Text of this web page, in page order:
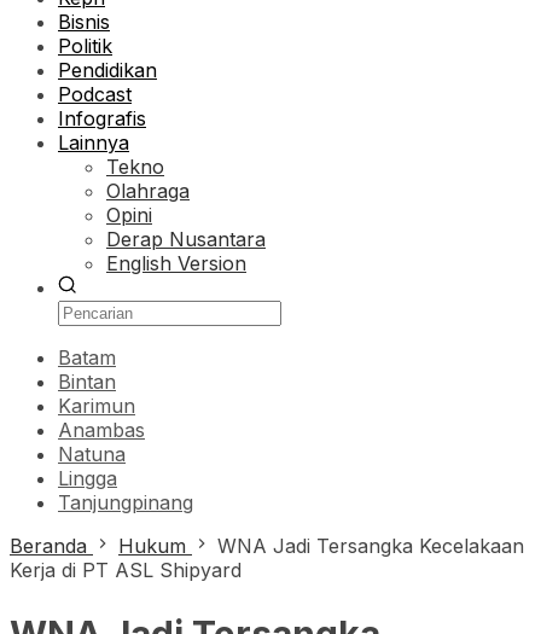
Bisnis
Politik
Pendidikan
Podcast
Infografis
Lainnya
Tekno
Olahraga
Opini
Derap Nusantara
English Version
Batam
Bintan
Karimun
Anambas
Natuna
Lingga
Tanjungpinang
Beranda
Hukum
WNA Jadi Tersangka Kecelakaan
Kerja di PT ASL Shipyard